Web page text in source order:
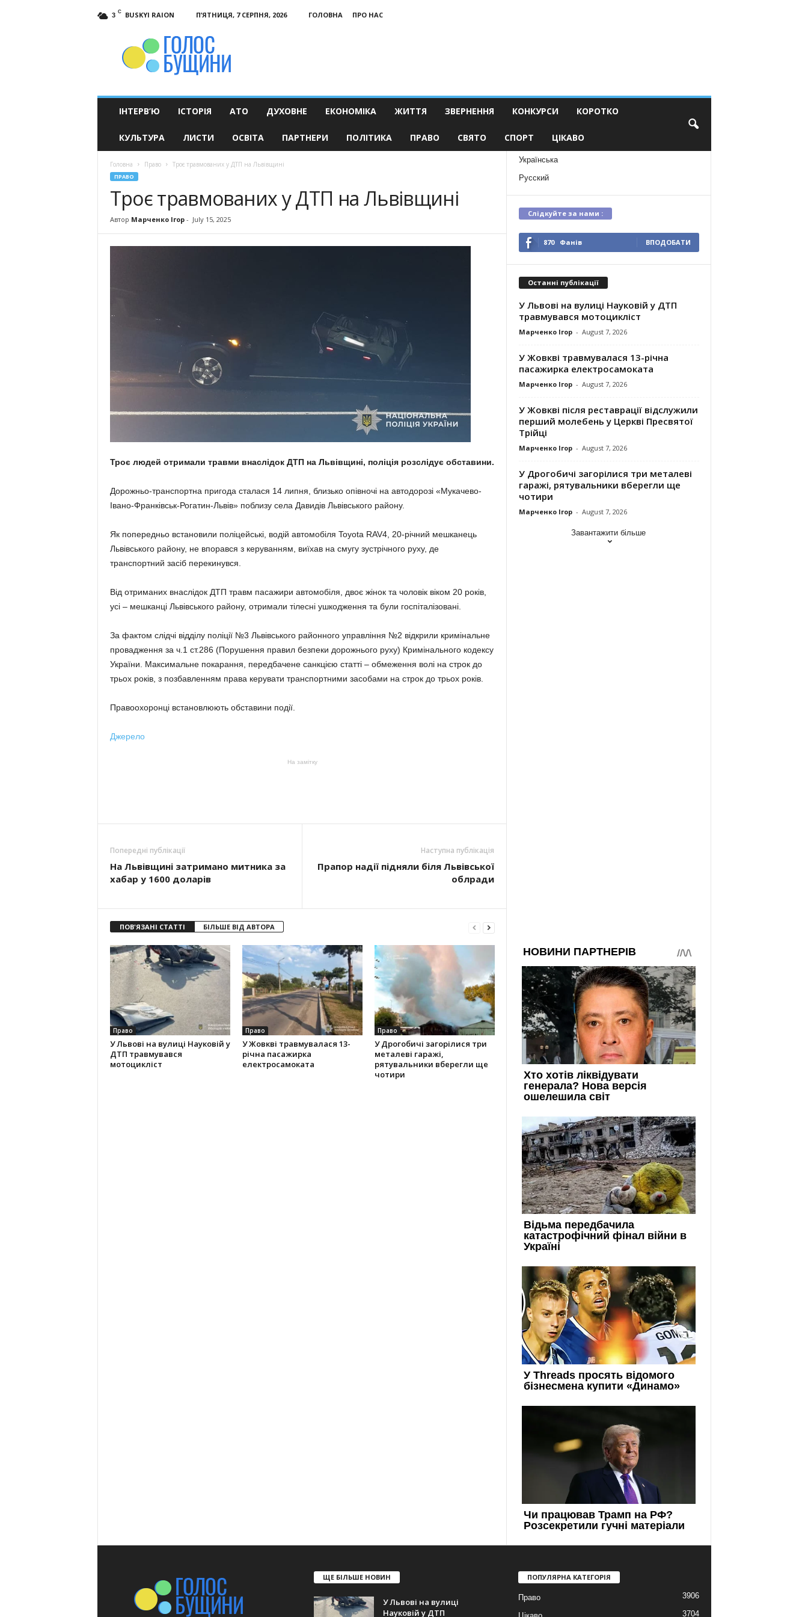
3 C BUSKYI RAION П’ЯТНИЦЯ, 7 СЕРПНЯ, 2026 ГОЛОВНА
ПРО НАС
ІНТЕРВ’Ю ІСТОРІЯ АТО ДУХОВНЕ ЕКОНОМІКА ЖИТТЯ ЗВЕРНЕННЯ КОНКУРСИ КОРОТКО
КУЛЬТУРА ЛИСТИ ОСВІТА ПАРТНЕРИ ПОЛІТИКА ПРАВО СВЯТО СПОРТ ЦІКАВО
Головна Право Троє травмованих у ДТП на Львівщині
ПРАВО
Троє травмованих у ДТП на Львівщині
Автор Марченко Ігор- July 15, 2025
Троє людей отримали травми внаслідок ДТП на Львівщині, поліція розслідує обставини.
Дорожньо-транспортна пригода сталася 14 липня, близько опівночі на автодорозі «Мукачево-
Івано-Франківськ-Рогатин-Львів» поблизу села Давидів Львівського району.
Як попередньо встановили поліцейські, водій автомобіля Toyota RAV4, 20-річний мешканець
Львівського району, не впорався з керуванням, виїхав на смугу зустрічного руху, де
транспортний засіб перекинувся.
Від отриманих внаслідок ДТП травм пасажири автомобіля, двоє жінок та чоловік віком 20 років,
усі – мешканці Львівського району, отримали тілесні ушкодження та були госпіталізовані.
За фактом слідчі відділу поліції №3 Львівського районного управління №2 відкрили кримінальне
провадження за ч.1 ст.286 (Порушення правил безпеки дорожнього руху) Кримінального кодексу
України. Максимальне покарання, передбачене санкцією статті – обмеження волі на строк до
трьох років, з позбавленням права керувати транспортними засобами на строк до трьох років.
Правоохоронці встановлюють обставини події.
Джерело
На замітку
Попередні публікації
На Львівщині затримано митника за
хабар у 1600 доларів
Наступна публікація
Прапор надії підняли біля Львівської
облради
ПОВ'ЯЗАНІ СТАТТІ БІЛЬШЕ ВІД АВТОРА
Право
У Львові на вулиці Науковій у
ДТП травмувався
мотоцикліст
Право
У Жовкві травмувалася 13-
річна пасажирка
електросамоката
Право
У Дрогобичі загорілися три
металеві гаражі,
рятувальники вберегли ще
чотири
Українська
Русский
Слідкуйте за нами :
870 Фанів ВПОДОБАТИ
Останні публікації
У Львові на вулиці Науковій у ДТП
травмувався мотоцикліст
Марченко Ігор - August 7, 2026
У Жовкві травмувалася 13-річна
пасажирка електросамоката
Марченко Ігор - August 7, 2026
У Жовкві після реставрації відслужили
перший молебень у Церкві Пресвятої
Трійці
Марченко Ігор - August 7, 2026
У Дрогобичі загорілися три металеві
гаражі, рятувальники вберегли ще
чотири
Марченко Ігор - August 7, 2026
Завантажити більше
ЩЕ БІЛЬШЕ НОВИН
У Львові на вулиці
Науковій у ДТП
ПОПУЛЯРНА КАТЕГОРІЯ
Право 3906
3704